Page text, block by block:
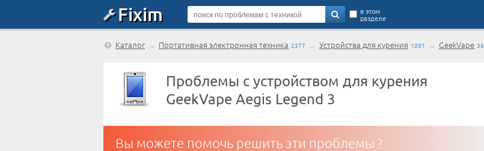
Fixim в этом
разделе
Каталог → Портативная электронная техника 2377 → Устройства для курения 1001 → GeekVape 36
Проблемы с устройством для курения
GeekVape Aegis Legend 3
Вы можете помочь решить эти проблемы ?